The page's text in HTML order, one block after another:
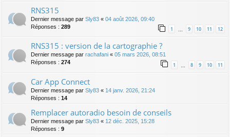
RNS315
Dernier message par Sly83 « 04 août 2026, 09:40
Réponses : 289 1 … 9 10 11 12
RNS315 : version de la cartographie ?
Dernier message par rachafani « 05 mars 2026, 08:51
Réponses : 274 1 8 9 10 11
Car App Connect
Dernier message par Sly83 « 14 janv. 2026, 21:24
Réponses : 14
Remplacer autoradio besoin de conseils
Dernier message par Sly83 « 12 déc. 2025, 15:28
Réponses : 9